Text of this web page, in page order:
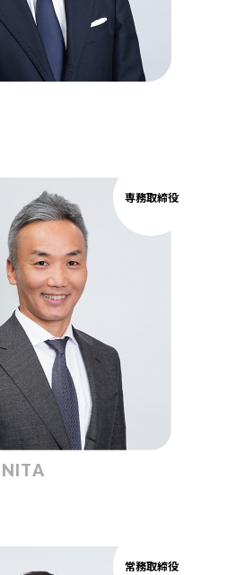
専務取締役
常務取締役